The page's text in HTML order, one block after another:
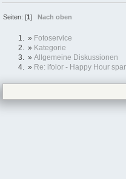
Seiten: [1]Nach oben
» Fotoservice
» Kategorie
» Allgemeine Diskussionen
» Re: ifolor - Happy Hour